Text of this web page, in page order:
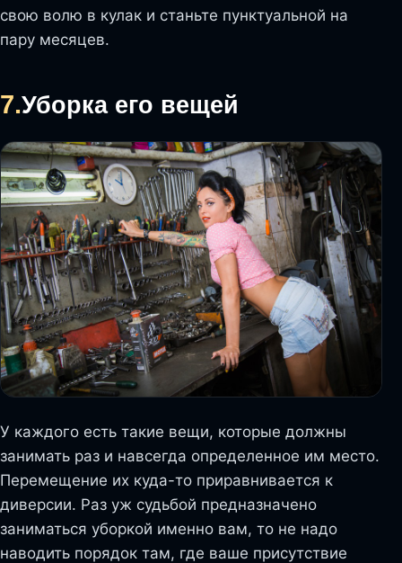
свою волю в кулак и станьте пунктуальной на
пару месяцев.
7.Уборка его вещей
У каждого есть такие вещи, которые должны
занимать раз и навсегда определенное им место.
Перемещение их куда-то приравнивается к
диверсии. Раз уж судьбой предназначено
заниматься уборкой именно вам, то не надо
наводить порядок там, где ваше присутствие